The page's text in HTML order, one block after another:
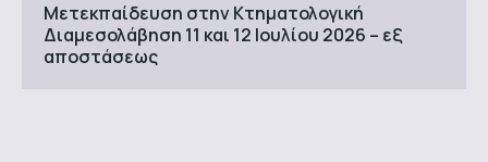
Μετεκπαίδευση στην Κτηματολογική
Διαμεσολάβηση 11 και 12 Ιουλίου 2026 – εξ
αποστάσεως